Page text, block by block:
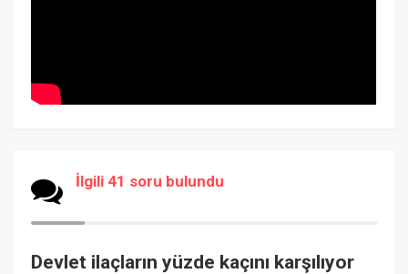
İlgili 41 soru bulundu
Devlet ilaçların yüzde kaçını karşılıyor